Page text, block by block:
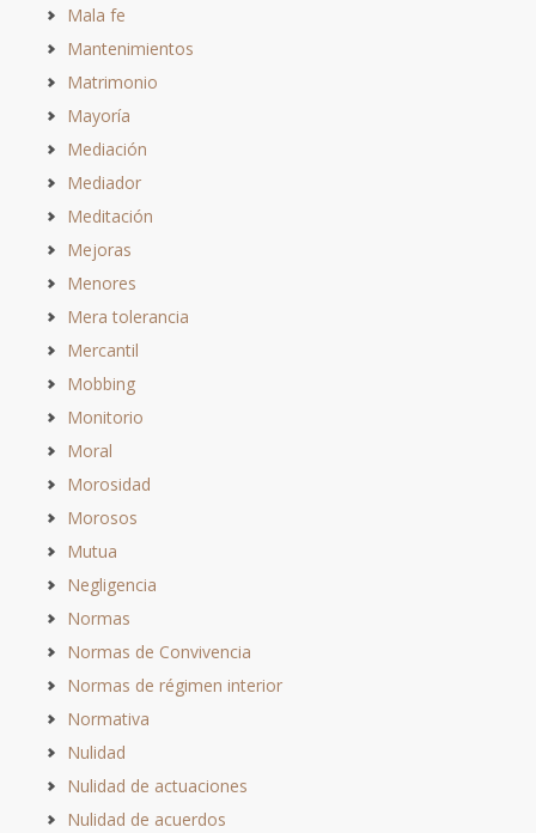
Mala fe
Mantenimientos
Matrimonio
Mayoría
Mediación
Mediador
Meditación
Mejoras
Menores
Mera tolerancia
Mercantil
Mobbing
Monitorio
Moral
Morosidad
Morosos
Mutua
Negligencia
Normas
Normas de Convivencia
Normas de régimen interior
Normativa
Nulidad
Nulidad de actuaciones
Nulidad de acuerdos